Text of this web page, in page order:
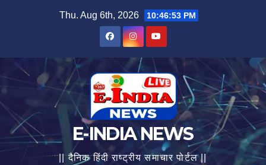
Thu. Aug 6th, 2026 10:46:54 PM
E-INDIA NEWS
|| दैनिक हिंदी राष्ट्रीय समाचार पोर्टल ||